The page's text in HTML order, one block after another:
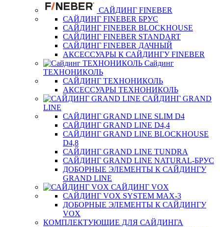
САЙДИНГ FINEBER
САЙДИНГ FINEBER БРУС
САЙДИНГ FINEBER BLOCKHOUSE
САЙДИНГ FINEBER STANDART
САЙДИНГ FINEBER ДАЧНЫЙ
АКСЕССУАРЫ К САЙДИНГУ FINEBER
Сайдинг
ТЕХНОНИКОЛЬ
САЙДИНГ ТЕХНОНИКОЛЬ
АКСЕССУАРЫ ТЕХНОНИКОЛЬ
САЙДИНГ GRAND
LINE
САЙДИНГ GRAND LINE SLIM D4
САЙДИНГ GRAND LINE D4,4
САЙДИНГ GRAND LINE BLOCKHOUSE
D4,8
САЙДИНГ GRAND LINE TUNDRA
САЙДИНГ GRAND LINE NATURAL-БРУС
ДОБОРНЫЕ ЭЛЕМЕНТЫ К САЙДИНГУ
GRAND LINE
САЙДИНГ VOX
САЙДИНГ VOX SYSTEM MAX-3
ДОБОРНЫЕ ЭЛЕМЕНТЫ К САЙДИНГУ
VOX
КОМПЛЕКТУЮЩИЕ ДЛЯ САЙДИНГА